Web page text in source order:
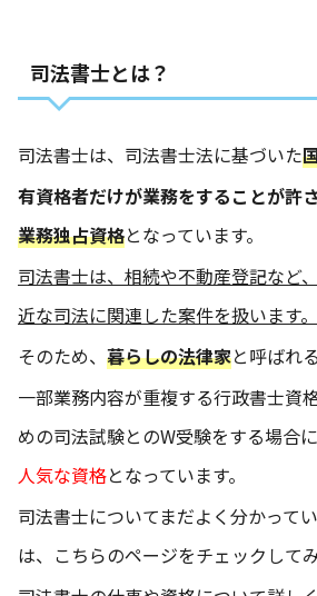
司法書士とは？
司法書士は、司法書士法に基づいた
有資格者だけが業務をすることが許
業務独占資格となっています。
司法書士は、相続や不動産登記など
近な司法に関連した案件を扱います。
そのため、 暮らしの法律家と呼ばれ
一部業務内容が重複する行政書士資
めの司法試験とのW受験をする場合に
人気な資格となっています。
司法書士についてまだよく分かって
は、こちらのページをチェックして